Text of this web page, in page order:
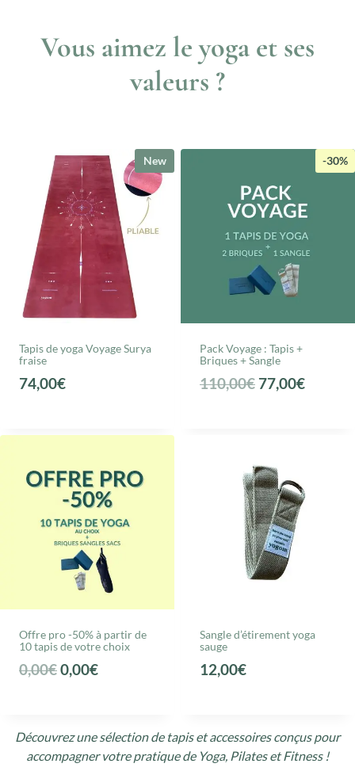
Vous aimez le yoga et ses
valeurs ?
New
Tapis de yoga Voyage Surya
fraise
74,00€
-30%
Pack Voyage : Tapis +
Briques + Sangle
110,00€ L
i
x
i
n
i
t
i
t
77,00€L
x
:
7
Offre pro -50% à partir de
10 tapis de votre choix
0,00€L
r
i
0,00€L
r
i
Sangle d’étirement yoga
sauge
12,00€
Découvrez une sélection de tapis et accessoires conçus pour
accompagner votre pratique de Yoga, Pilates et Fitness !